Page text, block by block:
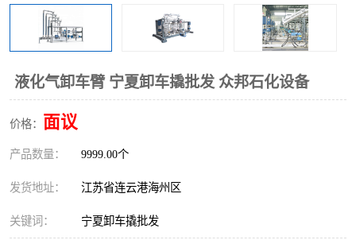
液化气卸车臂 宁夏卸车撬批发 众邦石化设备
价格： 面议
产品数量： 9999.00个
发货地址： 江苏省连云港海州区
关键词： 宁夏卸车撬批发